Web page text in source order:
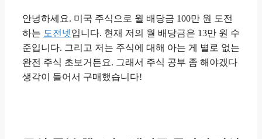
안녕하세요. 미국 주식으로 월 배당금 100만 원 도전
하는 도전넷입니다. 현재 저의 월 배당금은 13만 원 수
준입니다. 그리고 저는 주식에 대해 아는 게 별로 없는
완전 주식 초보거든요. 그래서 주식 공부 좀 해야겠다
생각이 들어서 구매했습니다!